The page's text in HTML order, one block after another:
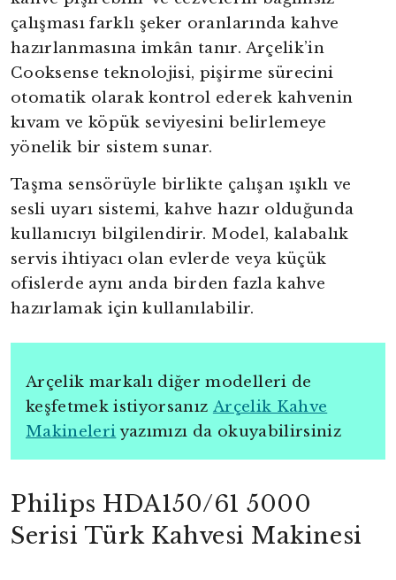
çalışması farklı şeker oranlarında kahve
hazırlanmasına imkân tanır. Arçelik’in
Cooksense teknolojisi, pişirme sürecini
otomatik olarak kontrol ederek kahvenin
kıvam ve köpük seviyesini belirlemeye
yönelik bir sistem sunar.
Taşma sensörüyle birlikte çalışan ışıklı ve
sesli uyarı sistemi, kahve hazır olduğunda
kullanıcıyı bilgilendirir. Model, kalabalık
servis ihtiyacı olan evlerde veya küçük
ofislerde aynı anda birden fazla kahve
hazırlamak için kullanılabilir.
Arçelik markalı diğer modelleri de
keşfetmek istiyorsanız Arçelik Kahve
Makineleriyazımızı da okuyabilirsiniz
Philips HDA150/61 5000
Serisi Türk Kahvesi Makinesi